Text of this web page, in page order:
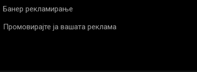
Банер рекламирање
Промовирајте ја вашата реклама